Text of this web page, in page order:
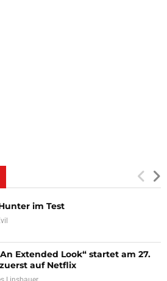
im Test
Extended Look“ startet am 27.
auf Netflix